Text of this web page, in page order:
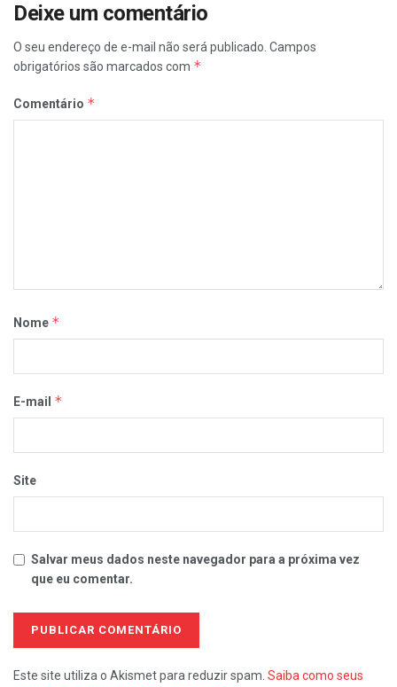
Deixe um comentário
O seu endereço de e-mail não será publicado. Campos
obrigatórios são marcados com *
Comentário *
Nome *
E-mail *
Site
Salvar meus dados neste navegador para a próxima vez
que eu comentar.
Este site utiliza o Akismet para reduzir spam. Saiba como seus